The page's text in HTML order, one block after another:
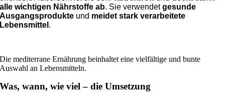
alle wichtigen Nährstoffe ab. Sie verwendetgesunde
Ausgangsprodukte und meidet stark verarbeitete
Lebensmittel .
Die mediterrane Ernährung beinhaltet eine vielfältige und bunte
Auswahl an Lebensmitteln.
Was, wann, wie viel – die Umsetzung